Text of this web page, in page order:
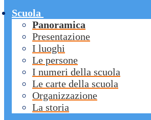
Scuola
Panoramica
Presentazione
I luoghi
Le persone
I numeri della scuola
Le carte della scuola
Organizzazione
La storia